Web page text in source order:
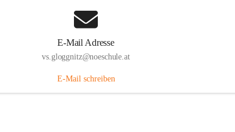
E-Mail Adresse
vs.gloggnitz@noeschule.at
E-Mail schreiben